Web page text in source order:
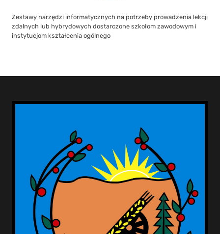
Zestawy narzędzi informatycznych na potrzeby prowadzenia lekcji
zdalnych lub hybrydowych dostarczone szkołom zawodowym i
instytucjom kształcenia ogólnego